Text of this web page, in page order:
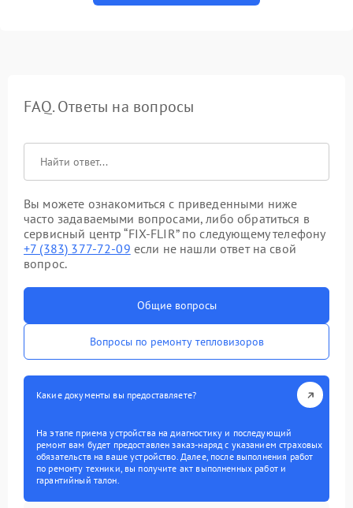
FAQ. Ответы на вопросы
Вы можете ознакомиться с приведенными ниже
часто задаваемыми вопросами, либо обратиться в
сервисный центр “FIX-FLIR” по следующему телефону
+7 (383) 377-72-09 если не нашли ответ на свой
вопрос.
Общие вопросы
Вопросы по ремонту тепловизоров
Какие документы вы предоставляете?
На этапе приема устройства на диагностику и последующий
ремонт вам будет предоставлен заказ-наряд с указанием страховых
обязательств на ваше устройство. Далее, после выполнения работ
по ремонту техники, вы получите акт выполненных работ и
гарантийный талон.